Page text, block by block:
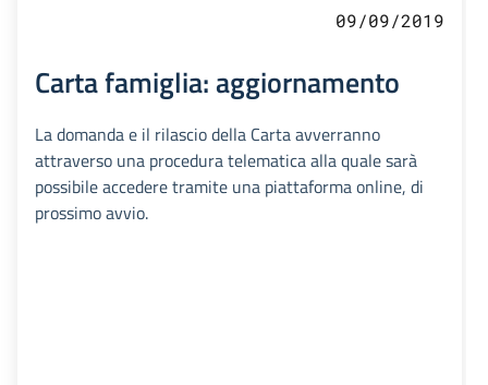
09/09/2019
Carta famiglia: aggiornamento
La domanda e il rilascio della Carta avverranno
attraverso una procedura telematica alla quale sarà
possibile accedere tramite una piattaforma online, di
prossimo avvio.